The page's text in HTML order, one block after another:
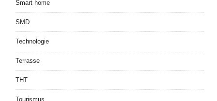
Smart home
SMD
Technologie
Terrasse
THT
Tourismus